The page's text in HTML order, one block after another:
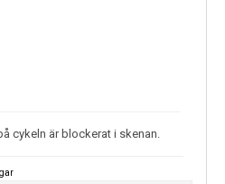
cykeln är blockerat i skenan.